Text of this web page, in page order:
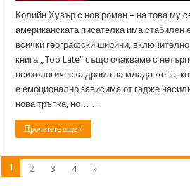
Колийн Хувър с нов роман – на това му
американската писателка има стабилен
всички географски ширини,
книга „Too Late“ също очакваме с
психологическа драма за млада жена,
е емоционално зависима от гадже
нова тръпка, но… …
Прочетете още »
1 2 3 4 »